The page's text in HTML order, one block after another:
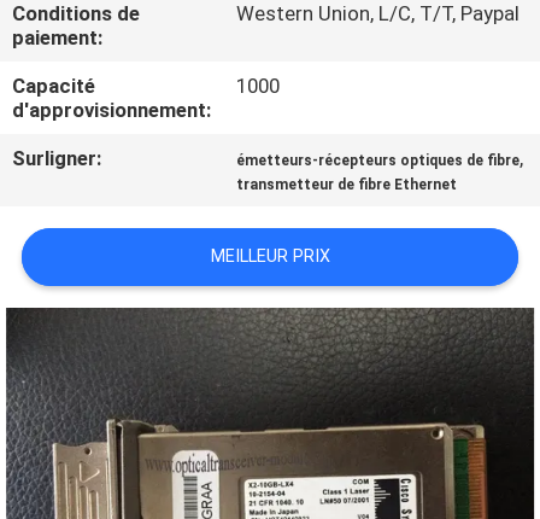
CONTRÔLE
DE
LA
QUALITÉ
NOUS
CONTACTER
NOUVELLES
LES
AFFAIRES
Conditions de
paiement:
Western Union, L/C, T/T, Paypal
Capacité
d'approvisionnement:
1000
Surligner: émetteurs-récepteurs optiques de fibre,
transmetteur de fibre Ethernet
MEILLEUR PRIX